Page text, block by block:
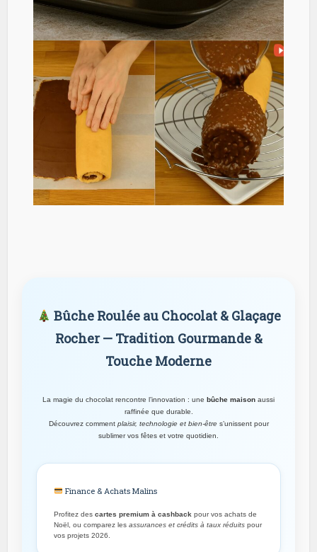
Bûche Roulée au Chocolat & Glaçage
Rocher — Tradition Gourmande &
Touche Moderne
La magie du chocolat rencontre l’innovation : une bûche maison aussi
raffinée que durable.
Découvrez comment plaisir, technologie et bien-êtres’unissent pour
sublimer vos fêtes et votre quotidien.
Finance & Achats Malins
Profitez descartes premium à cashback pour vos achats de
Noël, ou comparez lesassurances et crédits à taux réduits pour
vos projets 2026.